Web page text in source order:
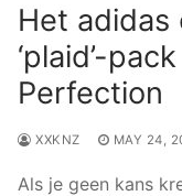
Het adidas
‘plaid’-
Perfection
XXKNZ MAY 24,
Als je geen kans